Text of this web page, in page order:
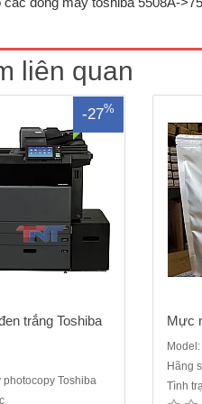
liên quan
-27%
photocopy đen
In, Scan, DSDF,
4GBỔ cứng HDD:
cảm ứng chuẩn
trắng Toshiba
photocopy Toshiba
Mực
Hãng
Tình